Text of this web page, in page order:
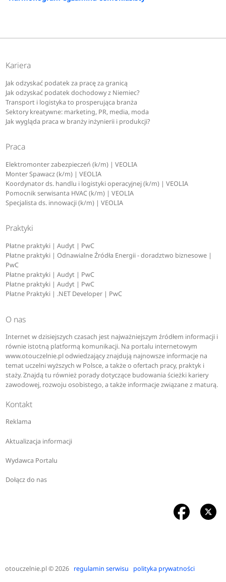
Kariera
Jak odzyskać podatek za pracę za granicą
Jak odzyskać podatek dochodowy z Niemiec?
Transport i logistyka to prosperująca branża
Sektory kreatywne: marketing, PR, media, moda
Jak wygląda praca w branży inżynierii i produkcji?
Praca
Elektromonter zabezpieczeń (k/m) | VEOLIA
Monter Spawacz (k/m) | VEOLIA
Koordynator ds. handlu i logistyki operacyjnej (k/m) | VEOLIA
Pomocnik serwisanta HVAC (k/m) | VEOLIA
Specjalista ds. innowacji (k/m) | VEOLIA
Praktyki
Płatne praktyki | Audyt | PwC
Płatne praktyki | Odnawialne Źródła Energii - doradztwo biznesowe |
PwC
Płatne praktyki | Audyt | PwC
Płatne praktyki | Audyt | PwC
Płatne Praktyki | .NET Developer | PwC
O nas
Internet w dzisiejszych czasach jest najważniejszym źródłem informacji i
równie istotną platformą komunikacji. Na portalu internetowym
www.otouczelnie.pl odwiedzający znajdują najnowsze informacje na
temat uczelni wyższych w Polsce, a także o ofertach pracy, praktyk i
staży. Znajdą tu również porady dotyczące budowania ścieżki kariery
zawodowej, rozwoju osobistego, a także informacje związane z maturą.
Kontakt
Reklama
Aktualizacja informacji
Wydawca Portalu
Dołącz do nas
otouczelnie.pl© 2026 regulamin serwisu polityka prywatności